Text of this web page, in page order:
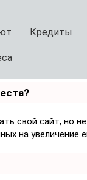
Кредиты
свой сайт, но
на